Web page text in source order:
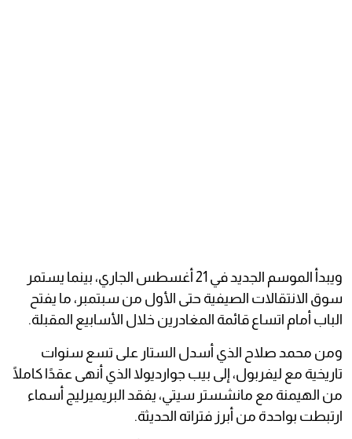
ويبدأ الموسم الجديد في 21 أغسطس الجاري، بينما يستمر
سوق الانتقالات الصيفية حتى الأول من سبتمبر، ما يفتح
الباب أمام اتساع قائمة المغادرين خلال الأسابيع المقبلة.
ومن محمد صلاح الذي أسدل الستار على تسع سنوات
تاريخية مع ليفربول، إلى بيب جوارديولا الذي أنهى عقدًا كاملًا
من الهيمنة مع مانشستر سيتي، يفقد البريميرليج أسماء
ارتبطت بواحدة من أبرز فتراته الحديثة.